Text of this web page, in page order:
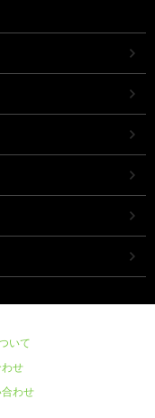
いて
せ
わせ